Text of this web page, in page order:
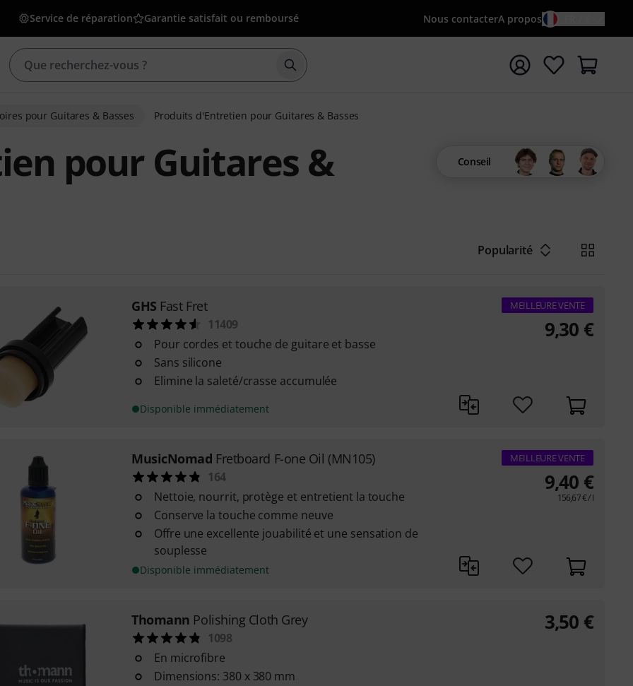
Service de réparation Garantie satisfait ou remboursé Nous contacterA propos
Démarrer la recherche avec le terme de recherche
pour Guitares & Basses Produits d'Entretien pour Guitares & Basses
pour Guitares & Conseil
Popularité
GHS Fast Fret
11409
Pour cordes et touche de guitare et basse
Sans silicone
Elimine la saleté/crasse accumulée
Disponible immédiatement
MEILLEURE VENTE
9,30 €
MusicNomad Fretboard F-one Oil (MN105)
164
Nettoie, nourrit, protège et entretient la touche
Conserve la touche comme neuve
Offre une excellente jouabilité et une sensation de
souplesse
Disponible immédiatement
MEILLEURE VENTE
9,40 €
156,67€/ l
Thomann Polishing Cloth Grey
1098
En microfibre
Dimensions: 380 x 380 mm
3,50 €